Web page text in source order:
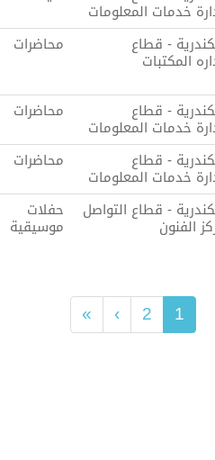
خدمات المعلومات
- قطاع
المكتبات
محاضرات
- قطاع
خدمات المعلومات
محاضرات
- قطاع
خدمات المعلومات
محاضرات
- قطاع التواصل
الفنون
حفلات
موسيقية
1
2
›
»